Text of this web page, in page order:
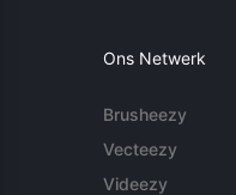
Ons Netwerk
Brusheezy
Vecteezy
Videezy